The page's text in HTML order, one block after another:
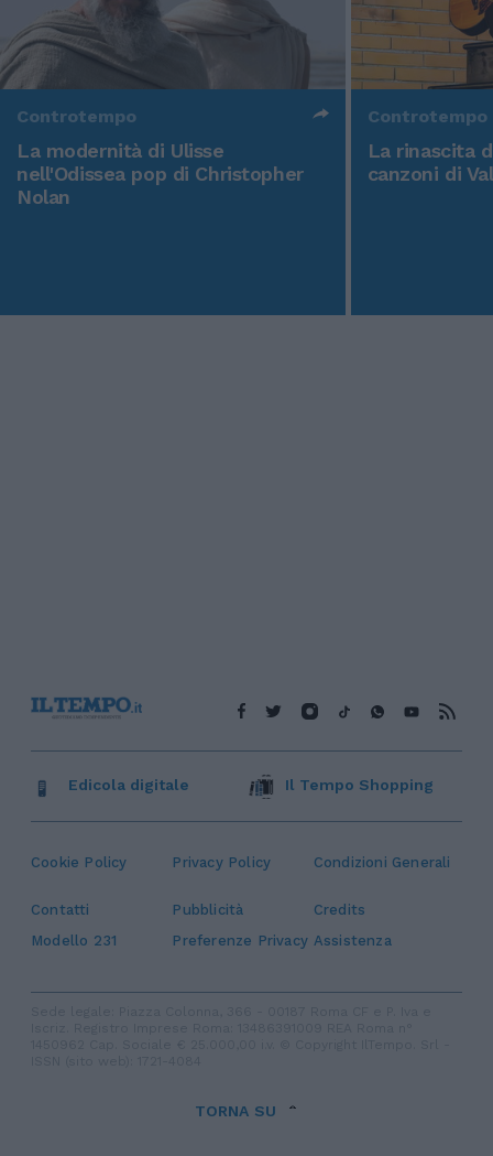
Controtempo
La modernità di Ulisse
nell'Odissea pop di Christopher
Nolan
Controtempo
La rinascita
canzoni di
Cookie Policy Privacy Policy Condizioni Generali
Contatti Pubblicità
Credits
Modello 231
Preferenze Privacy Assistenza
Edicola digitale Il Tempo Shopping
TORNA SU